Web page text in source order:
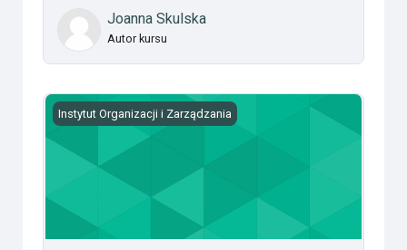
Joanna Skulska
Autor kursu
Mapy cyfrowe i podstawy systemów GIS
Instytut Organizacji i Zarządzania